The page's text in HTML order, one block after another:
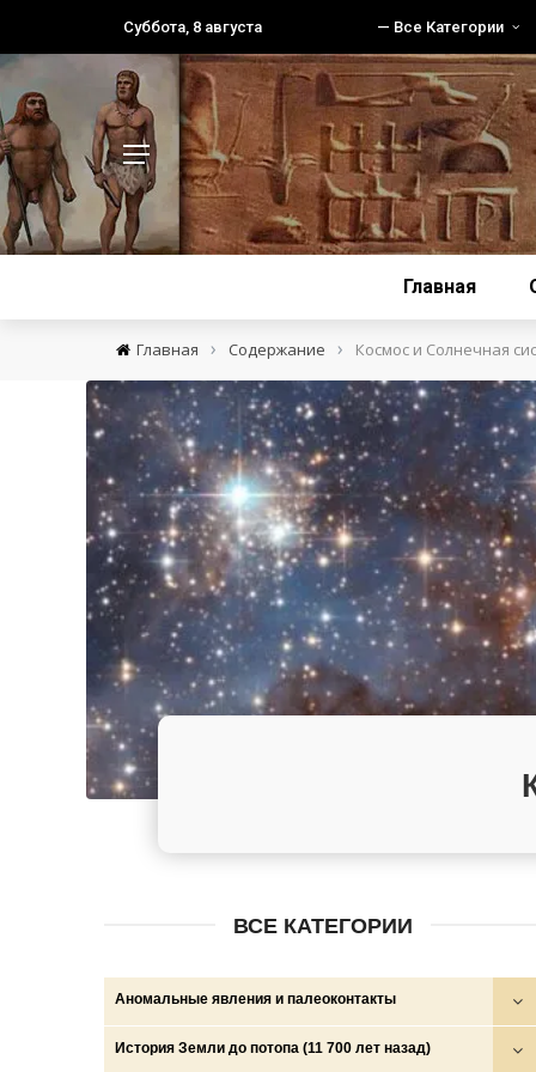
Суббота, 8 августа — Все Категории
Главная
Главная › Содержание › Космос и Солнечная
ВСЕ КАТЕГОРИИ
Аномальные явления и палеоконтакты
Круги на полях
История Земли до потопа (11 700 лет назад)